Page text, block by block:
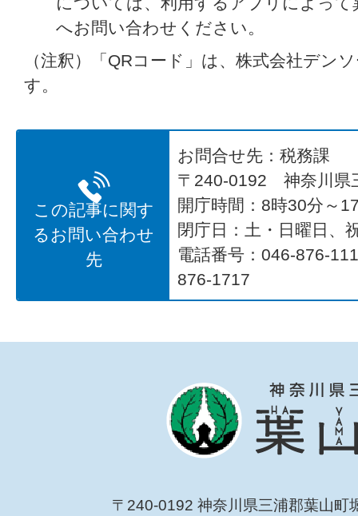
へお問い合わせください。
（注釈）「QRコード」は、株式会社デン
す。
この記事に関す
るお問い合わせ
先
お問合せ先：税務課
〒240-0192 神奈川県
開庁時間：8時30分～
閉庁日：土・日曜日、
電話番号：046-876-
876-1717
〒240-0192 神奈川県三浦郡葉山町